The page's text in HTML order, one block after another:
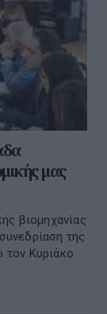
μας
βιομηχανίας
της
τον Κυριάκο